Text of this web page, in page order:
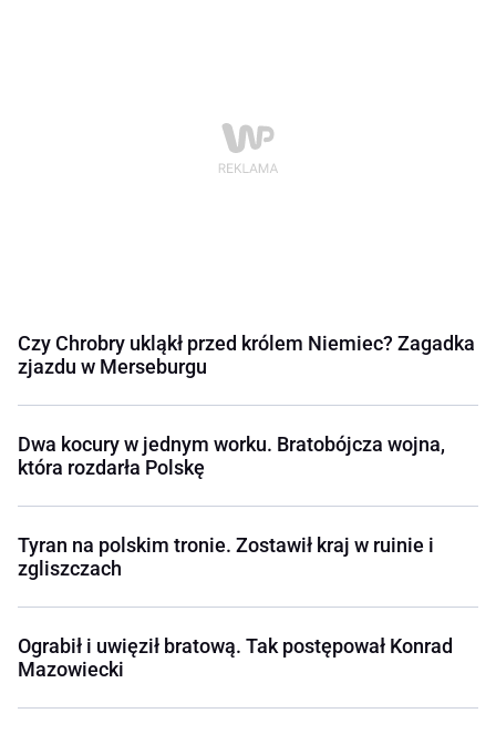
Czy Chrobry ukląkł przed królem Niemiec? Zagadka
zjazdu w Merseburgu
Dwa kocury w jednym worku. Bratobójcza wojna,
która rozdarła Polskę
Tyran na polskim tronie. Zostawił kraj w ruinie i
zgliszczach
Ograbił i uwięził bratową. Tak postępował Konrad
Mazowiecki